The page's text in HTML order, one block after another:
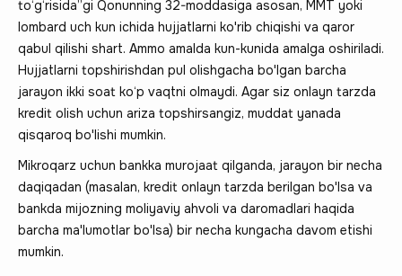
to‘g‘risida”gi Qonunning 32-moddasiga asosan, MMT yoki
lombard uch kun ichida hujjatlarni ko'rib chiqishi va qaror
qabul qilishi shart. Ammo amalda kun-kunida amalga oshiriladi.
Hujjatlarni topshirishdan pul olishgacha bo'lgan barcha
jarayon ikki soat ko‘p vaqtni olmaydi. Agar siz onlayn tarzda
kredit olish uchun ariza topshirsangiz, muddat yanada
qisqaroq bo'lishi mumkin.
Mikroqarz uchun bankka murojaat qilganda, jarayon bir necha
daqiqadan (masalan, kredit onlayn tarzda berilgan bo'lsa va
bankda mijozning moliyaviy ahvoli va daromadlari haqida
barcha ma'lumotlar bo'lsa) bir necha kungacha davom etishi
mumkin.